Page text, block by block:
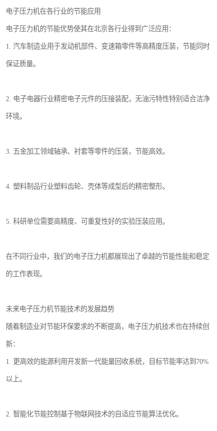
电子压力机在各行业的节能应用
电子压力机的节能优势使其在北京各行业得到广泛应用：
1. 汽车制造业用于发动机部件、变速箱零件等高精度压装，节能同时
保证质量。
2. 电子电器行业精密电子元件的压接装配，无油污特性特别适合洁净
环境。
3. 五金加工领域轴承、衬套等零件的压装，节能高效。
4. 塑料制品行业塑料齿轮、壳体等成型后的精密整形。
5. 科研单位需要高精度、可重复性好的实验压装应用。
在不同行业中，我们的电子压力机都展现出了卓越的节能性能和稳定
的工作表现。
未来电子压力机节能技术的发展趋势
随着制造业对节能环保要求的不断提高，电子压力机技术也在持续创
新：
1. 更高效的能源利用开发新一代能量回收系统，目标节能率达到70%
以上。
2. 智能化节能控制基于物联网技术的自适应节能算法优化。